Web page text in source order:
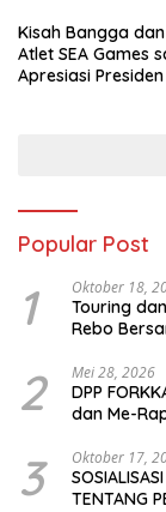
Kisah Bangga
Atlet SEA Games
Apresiasi
Popular Post
1 Oktober 18,
Touring
Rebo
2 Mei 28, 2026
DPP
dan Me-
3 Oktober 17,
TENTANG